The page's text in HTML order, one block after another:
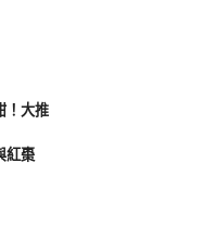
！大推
紅棗